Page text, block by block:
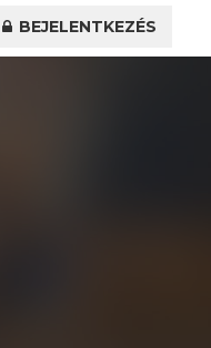
BEJELENTKEZÉS